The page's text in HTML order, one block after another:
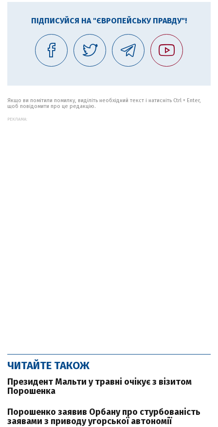
ПІДПИСУЙСЯ НА "ЄВРОПЕЙСЬКУ ПРАВДУ"!
Якщо ви помітили помилку, виділіть необхідний текст і натисніть Ctrl + Enter,
щоб повідомити про це редакцію.
РЕКЛАМА:
ЧИТАЙТЕ ТАКОЖ
Президент Мальти у травні очікує з візитом
Порошенка
Порошенко заявив Орбану про стурбованість
заявами з приводу угорської автономії